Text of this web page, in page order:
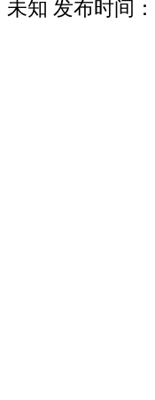
未知 发布时间：